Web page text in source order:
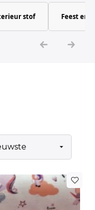
stof Feest en